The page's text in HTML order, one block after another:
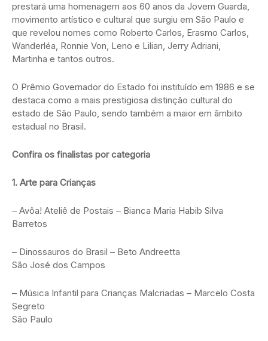
prestará uma homenagem aos 60 anos da Jovem Guarda,
movimento artístico e cultural que surgiu em São Paulo e
que revelou nomes como Roberto Carlos, Erasmo Carlos,
Wanderléa, Ronnie Von, Leno e Lilian, Jerry Adriani,
Martinha e tantos outros.
O Prêmio Governador do Estado foi instituído em 1986 e se
destaca como a mais prestigiosa distinção cultural do
estado de São Paulo, sendo também a maior em âmbito
estadual no Brasil.
Confira os finalistas por categoria
1. Arte para Crianças
– Avôa! Ateliê de Postais – Bianca Maria Habib Silva
Barretos
– Dinossauros do Brasil – Beto Andreetta
São José dos Campos
– Música Infantil para Crianças Malcriadas – Marcelo Costa
Segreto
São Paulo